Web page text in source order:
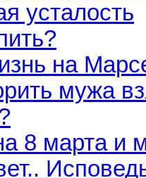
усталость
на
мужа
8 марта и